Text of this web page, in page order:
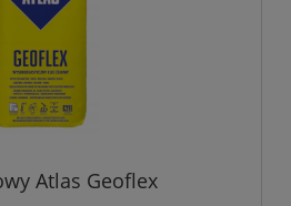
Atlas Geoflex